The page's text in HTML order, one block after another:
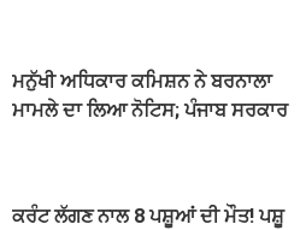
ਮਨੁੱਖੀ ਅਧਿਕਾਰ ਕਮਿਸ਼ਨ ਨੇ ਬਰਨਾਲਾ
ਮਾਮਲੇ ਦਾ ਲਿਆ ਨੋਟਿਸ; ਪੰਜਾਬ ਸਰਕਾਰ
ਕਰੰਟ ਲੱਗਣ ਨਾਲ 8 ਪਸ਼ੂਆਂ ਦੀ ਮੌਤ! ਪਸ਼ੂ